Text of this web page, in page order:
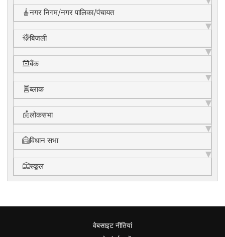
नगर निगम/नगर पालिका/पंचायत
बिजली
बैंक
ब्लाक
लोकसभा
विधान सभा
स्कूल
वेबसाइट नीतियां